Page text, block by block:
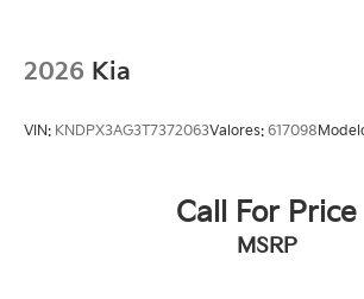
2026 Kia
VIN: KNDPX3AG3T7372063Valores: 617098
Call For Price
MSRP